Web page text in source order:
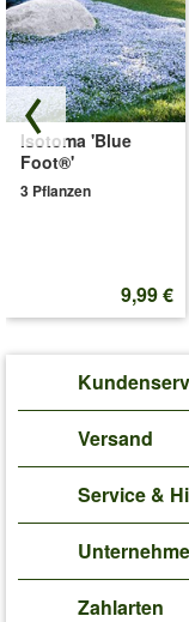
Isotoma 'Blue
Foot®'
3 Pflanzen
9,99 €
Versand
Service &
Zahlarten